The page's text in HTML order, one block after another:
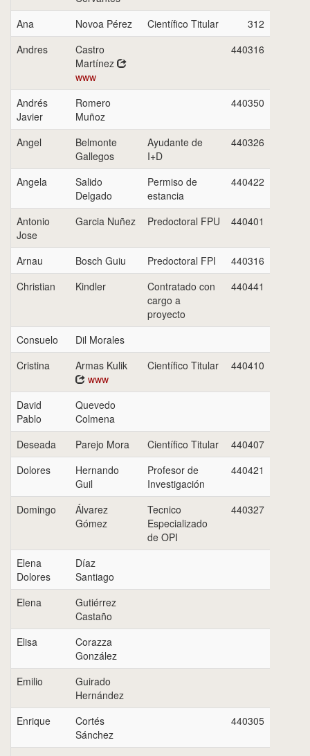
Ana
Novoa Pérez Científico Titular
312
Andres
Castro
Martínez
www
440316
Andrés
Javier
Romero
Muñoz
440350
Angel
Belmonte
Gallegos
Ayudante de
I+D
440326
Angela
Salido
Delgado
Permiso de
estancia
440422
Antonio
Jose
Garcia Nuñez Predoctoral FPU 440401
Arnau Bosch Guiu Predoctoral FPI
440316
Christian
Kindler
Contratado con
cargo a
proyecto
440441
Consuelo
Dil Morales
Cristina
Armas Kulik
www
Científico Titular 440410
David
Pablo
Quevedo
Colmena
Deseada
Parejo Mora Científico Titular
440407
Dolores
Hernando
Guil
Profesor de
Investigación
440421
Domingo
Álvarez
Gómez
Tecnico
Especializado
de OPI
440327
Elena
Dolores
Díaz
Santiago
Elena
Gutiérrez
Castaño
Elisa
Corazza
González
Emilio
Guirado
Hernández
Enrique
Cortés
Sánchez
440305